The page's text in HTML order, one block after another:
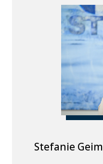
Stefanie Geim